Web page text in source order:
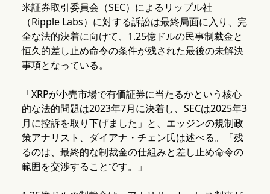
米証券取引委員会（SEC）によるリップル社
（Ripple Labs）に対する訴訟は最終局面に入り、完
全な法的決着に向けて、1.25億ドルの民事制裁金と
恒久的差し止め命令の条件が残された最後の未解決
事項となっている。
「XRPが小売市場で有価証券に当たるかという核心
的な法的問題は2023年7月に決着し、SECは2025年3
月に控訴を取り下げました」と、エッジンの規制政
策アナリスト、ダイアナ・チェン氏は述べる。「残
るのは、最終的な制裁金の仕組みと差し止め命令の
範囲を交渉することです。」